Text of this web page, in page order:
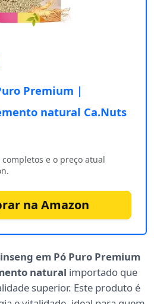
Premium |
natural Ca.Nuts
e o preço atual
na Amazon
em Pó Puro Premium
natural importado que
superior. Este produto é